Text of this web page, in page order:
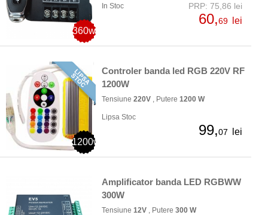
360w
In Stoc PRP: 75,86 lei
60,69 lei
1200w
Controler banda led RGB 220V RF
1200W
Tensiune 220V , Putere 1200 W
Lipsa Stoc
99,07 lei
Amplificator banda LED RGBWW
300W
Tensiune 12V , Putere 300 W